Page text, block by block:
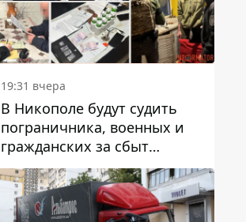
19:31 вчера
В Никополе будут судить
пограничника, военных и
гражданских за сбыт
психотропов